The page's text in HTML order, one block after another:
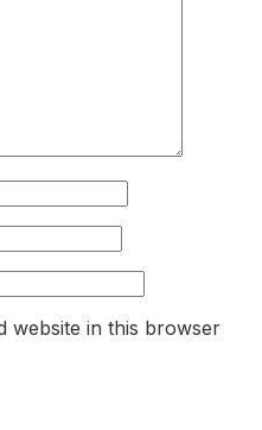
website in this browser